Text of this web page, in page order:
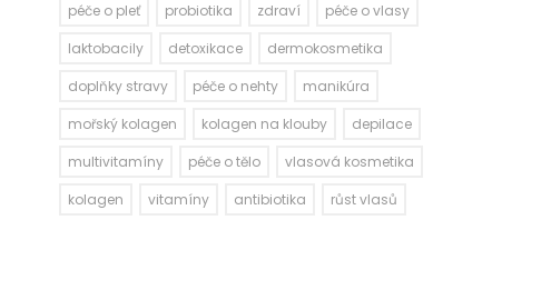
péče o pleť probiotika zdraví
péče o vlasy
laktobacily
detoxikace
dermokosmetika
doplňky stravy
péče o nehty
manikúra
mořský kolagen
kolagen na klouby
depilace
multivitamíny
péče o tělo
vlasová kosmetika
kolagen
vitamíny antibiotika růst vlasů